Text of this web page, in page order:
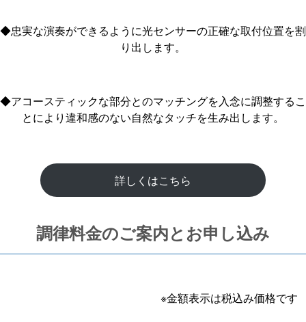
◆忠実な演奏ができるように光センサーの正確な取付位置を割
り出します。
◆アコースティックな部分とのマッチングを入念に調整するこ
とにより違和感のない自然なタッチを生み出します。
詳しくはこちら
調律料金のご案内とお申し込み
※金額表示は税込み価格です